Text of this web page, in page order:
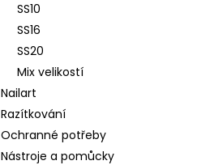
SS10
SS16
SS20
Mix velikostí
Nailart
Razítkování
Ochranné potřeby
Nástroje a pomůcky